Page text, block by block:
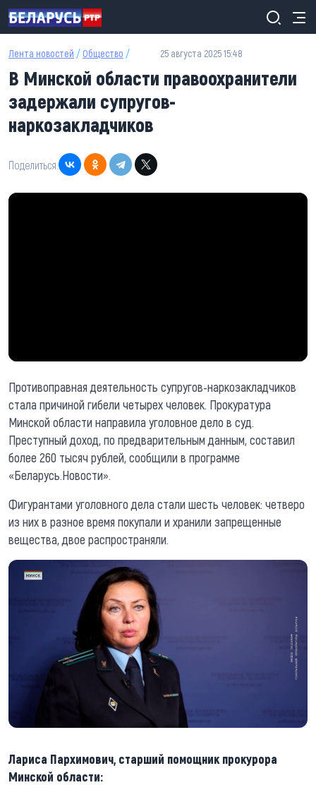
Перейти к основному содержанию
Лента новостей / Общество / 25 августа 2025 15:48
В Минской области правоохранители
задержали супругов-
наркозакладчиков
Поделиться:
Противоправная деятельность супругов-наркозакладчиков
стала причиной гибели четырех человек. Прокуратура
Минской области направила уголовное дело в суд.
Преступный доход, по предварительным данным, составил
более 260 тысяч рублей, сообщили в программе
«Беларусь.Новости».
Фигурантами уголовного дела стали шесть человек: четверо
из них в разное время покупали и хранили запрещенные
вещества, двое распространяли.
Лариса Пархимович, старший помощник прокурора
Минской области: